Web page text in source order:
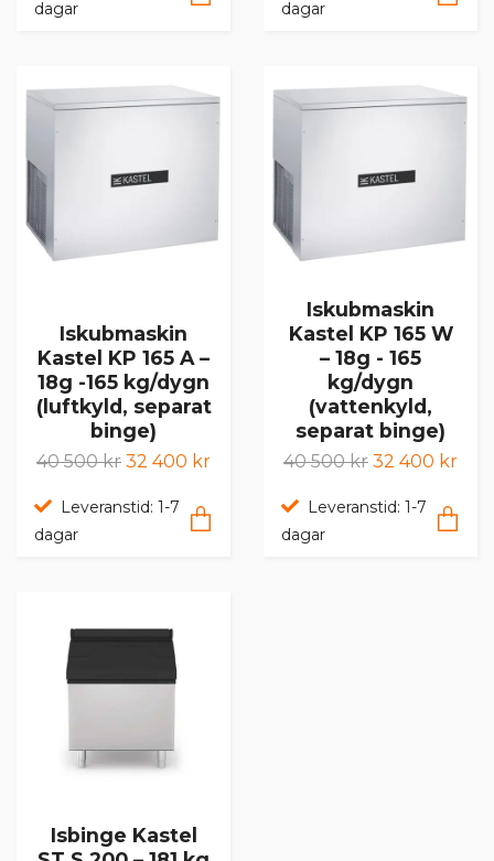
dagar
dagar
Iskubmaskin
Kastel KP 165 A –
18g -165 kg/dygn
(luftkyld, separat
binge)
40 500 kr 32 400 kr
Leveranstid: 1-7
dagar
Iskubmaskin
Kastel KP 165 W
– 18g - 165
kg/dygn
(vattenkyld,
separat binge)
40 500 kr 32 400 kr
Leveranstid: 1-7
dagar
Isbinge Kastel